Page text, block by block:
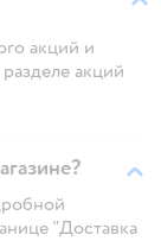
акций и
акций
"Доставка